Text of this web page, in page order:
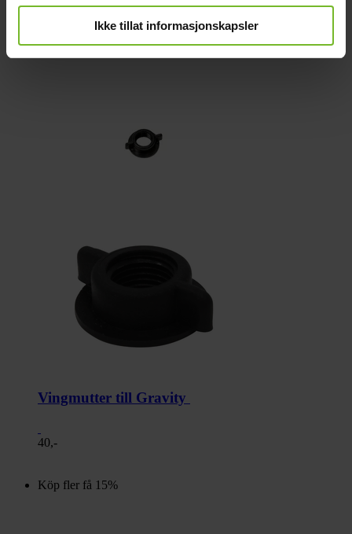
Ikke tillat informasjonskapsler
Recensioner
Liknande produkter
Köp fler få 15%
Vingmutter till Gravity
40,-
Köp fler få 15%